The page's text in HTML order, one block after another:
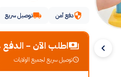
دفع آمن توصيل سريع
اطلب الآن - الدفع
توصيل سريع لجميع الولايات